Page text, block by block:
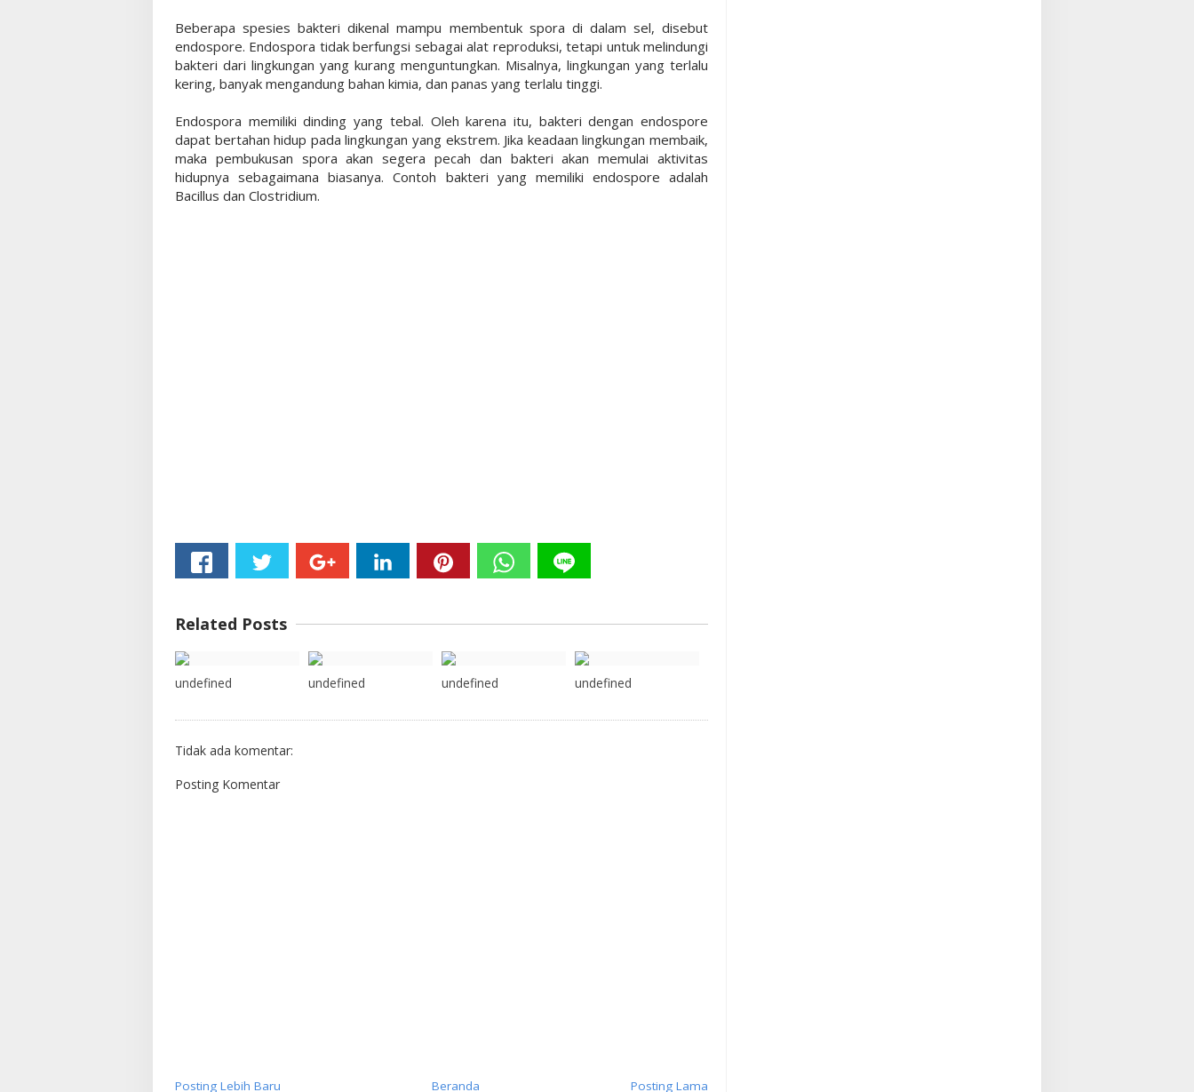
Beberapa spesies bakteri dikenal mampu membentuk spora di dalam sel, disebut
endospore. Endospora tidak berfungsi sebagai alat reproduksi, tetapi untuk melindungi
bakteri dari lingkungan yang kurang menguntungkan. Misalnya, lingkungan yang terlalu
kering, banyak mengandung bahan kimia, dan panas yang terlalu tinggi.
Endospora memiliki dinding yang tebal. Oleh karena itu, bakteri dengan endospore
dapat bertahan hidup pada lingkungan yang ekstrem. Jika keadaan lingkungan membaik,
maka pembukusan spora akan segera pecah dan bakteri akan memulai aktivitas
hidupnya sebagaimana biasanya. Contoh bakteri yang memiliki endospore adalah
Bacillus dan Clostridium.
Related Posts
undefined undefined undefined undefined
Tidak ada komentar:
Posting Komentar
Posting Lebih Baru Posting Lama
Beranda